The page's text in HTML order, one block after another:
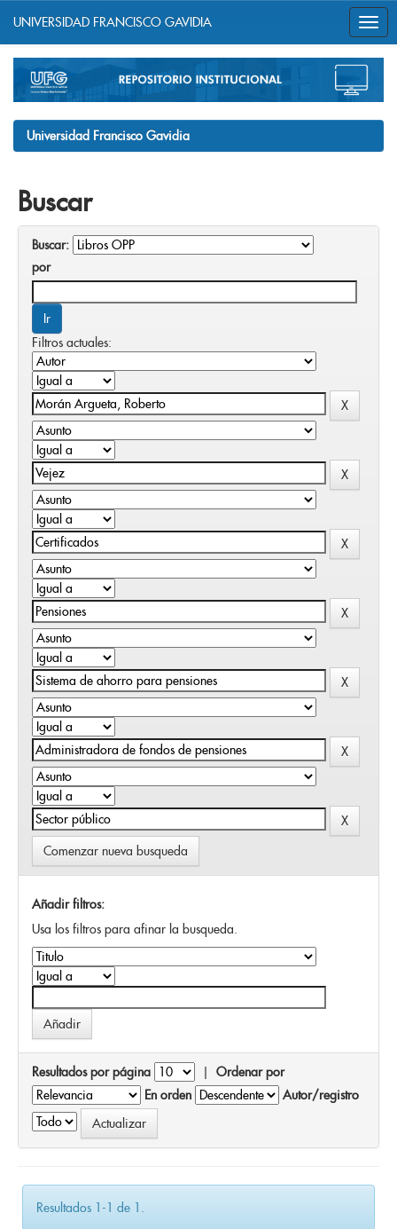
navigation
UNIVERSIDAD FRANCISCO GAVIDIA
Universidad Francisco Gavidia
Buscar
Buscar:
por
Filtros actuales:
Comenzar nueva busqueda
Añadir filtros:
Usa los filtros para afinar la busqueda.
Resultados por página | Ordenar por
En orden
Autor/registro
Resultados 1-1 de 1.